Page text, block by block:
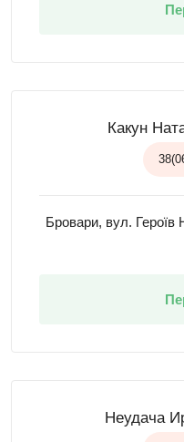
Какун
Бровари, вул. Героїв
Неудача